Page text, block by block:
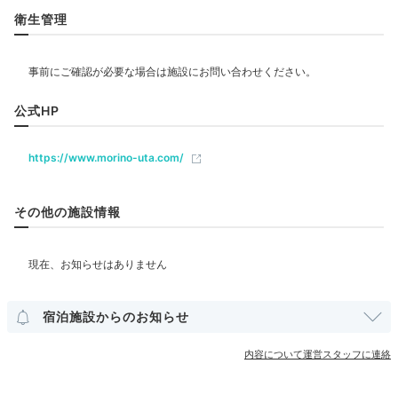
森ビュッフェ 夕食イメージ
夕食は2タイプで、レストランで味わう
海道の新鮮食材がたっぷり使われていますよ。
ーダーする焼きたてピッツァ、新鮮なお刺身やステー
+4
リラクゼーション
ベビーベッド
ベッドガード
部屋情報
衛生管理
公式HP
https://www.morino-uta.com/
その他の施設情報
宿泊施設からのお知らせ
内容について運営スタッフに連絡